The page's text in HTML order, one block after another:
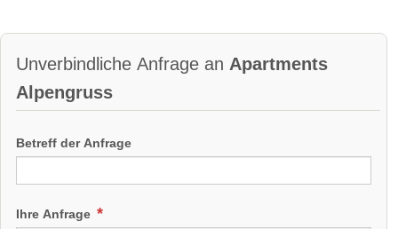
Unverbindliche Anfrage an Apartments
Alpengruss
Betreff der Anfrage
Ihre Anfrage